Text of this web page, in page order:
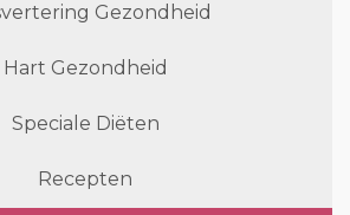
Gezondheid
Hart Gezondheid
Speciale Diëten
Recepten